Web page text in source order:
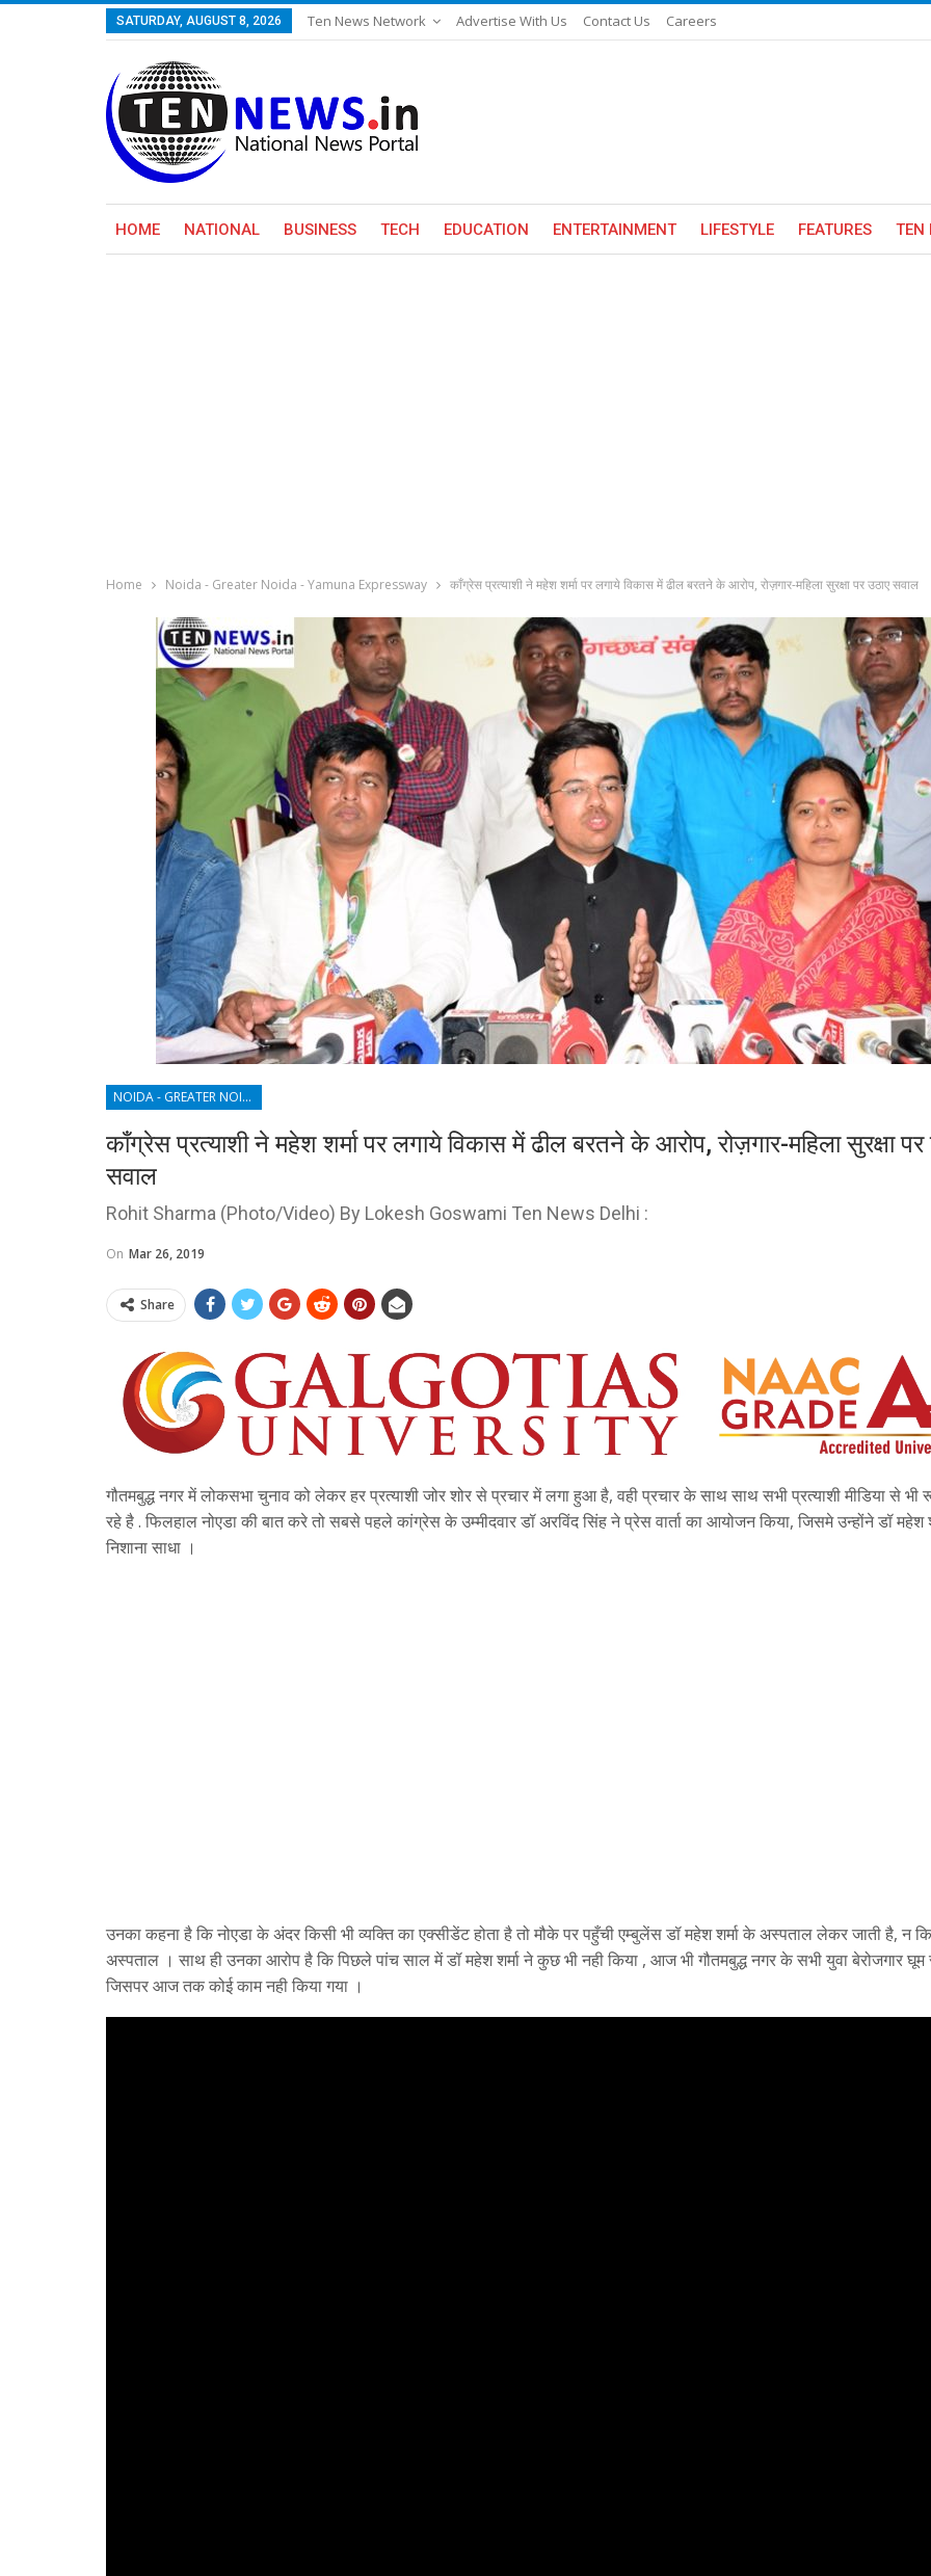
SATURDAY, AUGUST 8, 2026 Ten News Network Advertise With Us Contact Us Careers
HOME NATIONAL BUSINESS TECH EDUCATION ENTERTAINMENT LIFESTYLE FEATURES TEN
Home Noida - Greater Noida - Yamuna Expressway काँग्रेस प्रत्याशी ने महेश शर्मा पर लगाये विकास में ढील बरतने के आरोप, रोज़गार-महिला सुरक्षा पर उठाए सवाल
NOIDA - GREATER NOIDA - YAMUNA EXPRESSWAY
काँग्रेस प्रत्याशी ने महेश शर्मा पर लगाये विकास में ढील बरतने के आरोप, रोज़गार-महिला सुरक्षा पर
सवाल
Rohit Sharma (Photo/Video) By Lokesh Goswami Ten News Delhi :
On Mar 26, 2019
Share
गौतमबुद्ध नगर में लोकसभा चुनाव को लेकर हर प्रत्याशी जोर शोर से प्रचार में लगा हुआ है, वही प्रचार के साथ साथ सभी प्रत्याशी मीडिया से भी
रहे है . फिलहाल नोएडा की बात करे तो सबसे पहले कांग्रेस के उम्मीदवार डॉ अरविंद सिंह ने प्रेस वार्ता का आयोजन किया, जिसमे उन्होंने डॉ महेश
निशाना साधा ।
उनका कहना है कि नोएडा के अंदर किसी भी व्यक्ति का एक्सीडेंट होता है तो मौके पर पहुँची एम्बुलेंस डॉ महेश शर्मा के अस्पताल लेकर जाती है, न
अस्पताल । साथ ही उनका आरोप है कि पिछले पांच साल में डॉ महेश शर्मा ने कुछ भी नही किया , आज भी गौतमबुद्ध नगर के सभी युवा बेरोजगार घूम
जिसपर आज तक कोई काम नही किया गया ।